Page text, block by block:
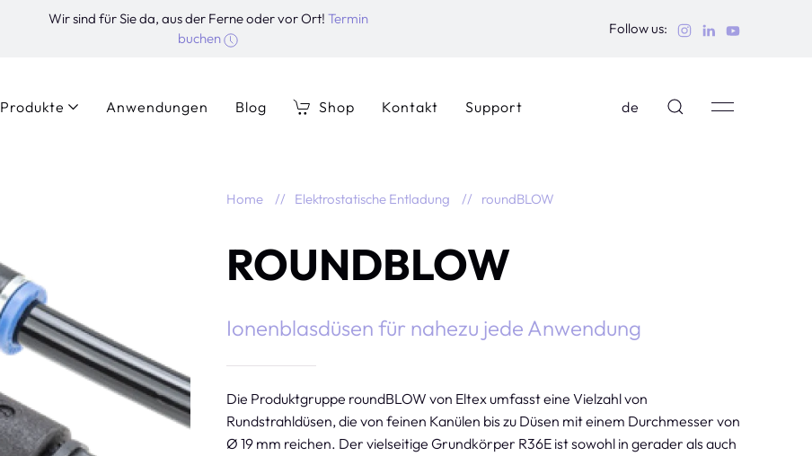
Wir sind für Sie da, aus der Ferne oder vor Ort! Termin
buchen
Follow us:
Produkte Anwendungen Blog Shop Kontakt Support de
Home Elektrostatische Entladung roundBLOW
ROUNDBLOW
Ionenblasdüsen für nahezu jede Anwendung
Die Produktgruppe roundBLOW von Eltex umfasst eine Vielzahl von
Rundstrahldüsen, die von feinen Kanülen bis zu Düsen mit einem Durchmesser von
Ø 19 mm reichen. Der vielseitige Grundkörper R36E ist sowohl in gerader als auch